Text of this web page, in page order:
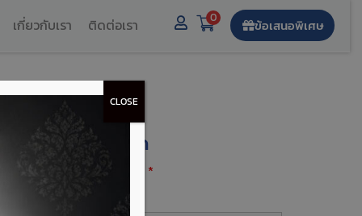
เกี่ยวกับเรา ติดต่อเรา 0 ข้อเสนอพิเศษ
ทะเบียนรับส่วนลด
กรอกฟิลด์ที่มีเครื่องหมาย *
CLOSE